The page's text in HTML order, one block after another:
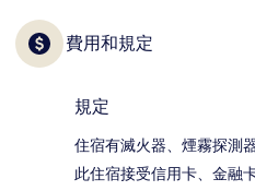
費用和規定
規定
住宿有滅火器、煙霧探測
此住宿接受信用卡、金融